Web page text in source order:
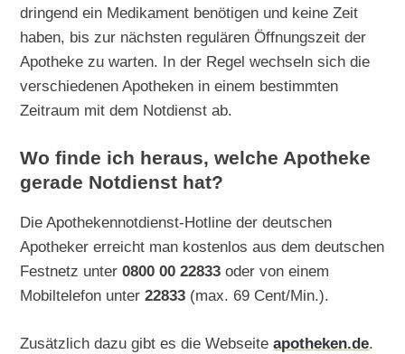
dringend ein Medikament benötigen und keine Zeit
haben, bis zur nächsten regulären Öffnungszeit der
Apotheke zu warten. In der Regel wechseln sich die
verschiedenen Apotheken in einem bestimmten
Zeitraum mit dem Notdienst ab.
Wo finde ich heraus, welche Apotheke
gerade Notdienst hat?
Die Apothekennotdienst-Hotline der deutschen
Apotheker erreicht man kostenlos aus dem deutschen
Festnetz unter0800 00 22833 oder von einem
Mobiltelefon unter22833 (max. 69 Cent/Min.).
Zusätzlich dazu gibt es die Webseiteapotheken.de.